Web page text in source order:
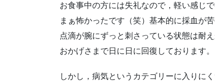
お食事中の方には失礼なので，軽い感じ
まぁ怖かったです（笑）基本的に採血が
点滴が腕にずっと刺さっている状態は耐え
おかげさまで日に日に回復しております。
しかし，病気というカテゴリーに入りに